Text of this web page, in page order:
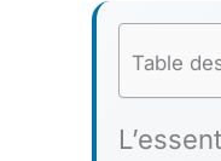
Table